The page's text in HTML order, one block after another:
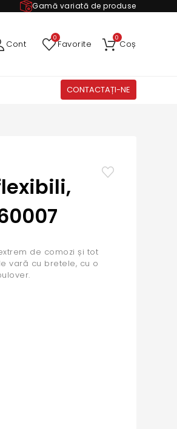
Gamă variată de produse
Cont Favorite
0
Coș
0
CONTACTAȚI-NE
de comozi și tot
vară cu bretele, cu o